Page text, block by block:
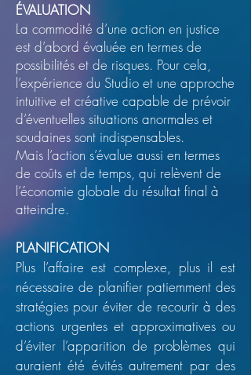
ÉVALUATION
La commodité d’une action en justice
est d’abord évaluée en termes de
possibilités et de risques. Pour cela,
l’expérience du Studio et une approche
intuitive et créative capable de prévoir
d’éventuelles situations anormales et
soudaines sont indispensables.
Mais l’action s’évalue aussi en termes
de coûts et de temps, qui relèvent de
l’économie globale du résultat final à
atteindre.
PLANIFICATION
Plus l’affaire est complexe, plus il est
nécessaire de planifier patiemment des
stratégies pour éviter de recourir à des
actions urgentes et approximatives ou
d’éviter l’apparition de problèmes qui
auraient été évités autrement par des